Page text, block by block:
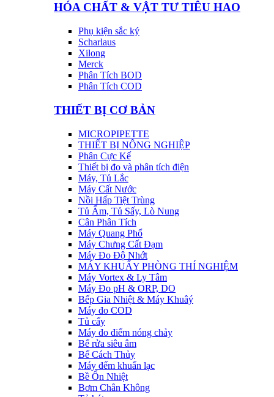
HÓA CHẤT & VẬT TƯ TIÊU HAO
Phụ kiện sắc ký
Scharlaus
Xilong
Merck
Phân Tích BOD
Phân Tích COD
THIẾT BỊ CƠ BẢN
MICROPIPETTE
THIẾT BỊ NÔNG NGHIỆP
Phân Cực Kế
Thiết bị đo và phân tích điện
Máy, Tủ Lắc
Máy Cất Nước
Nồi Hấp Tiệt Trùng
Tủ Ấm, Tủ Sấy, Lò Nung
Cân Phân Tích
Máy Quang Phổ
Máy Chưng Cất Đạm
Máy Đo Độ Nhớt
MÁY KHUẤY PHÒNG THÍ NGHIỆM
Máy Vortex & Ly Tâm
Máy Đo pH & ORP, DO
Bếp Gia Nhiệt & Máy Khuâý
Máy đo COD
Tủ cấy
Máy đo điểm nóng chảy
Bể rửa siêu âm
Bể Cách Thủy
Máy đếm khuẩn lạc
Bề Ổn Nhiệt
Bơm Chân Không